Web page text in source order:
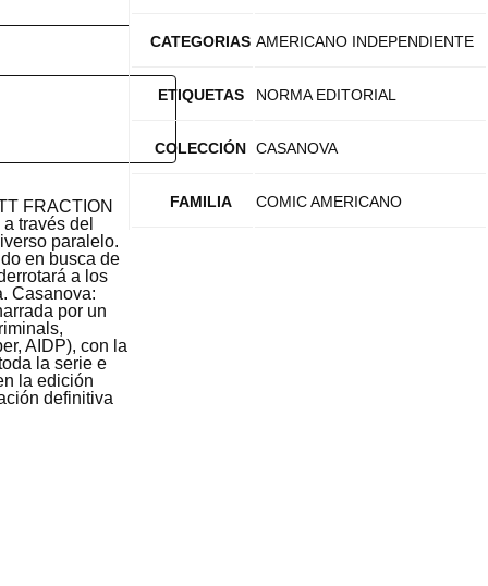
FRACTION
través del
paralelo.
en busca de
a los
Casanova:
por un
AIDP), con la
la serie e
la edición
definitiva
CATEGORIAS AMERICANO INDEPENDIENTE
ETIQUETAS NORMA EDITORIAL
COLECCIÓN CASANOVA
FAMILIA COMIC AMERICANO